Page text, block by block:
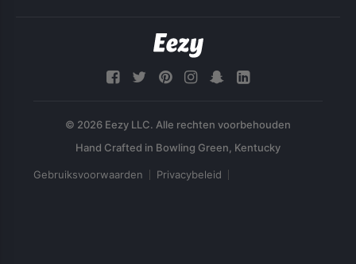
© 2026 Eezy LLC. Alle rechten voorbehouden
Gebruiksvoorwaarden Privacybeleid